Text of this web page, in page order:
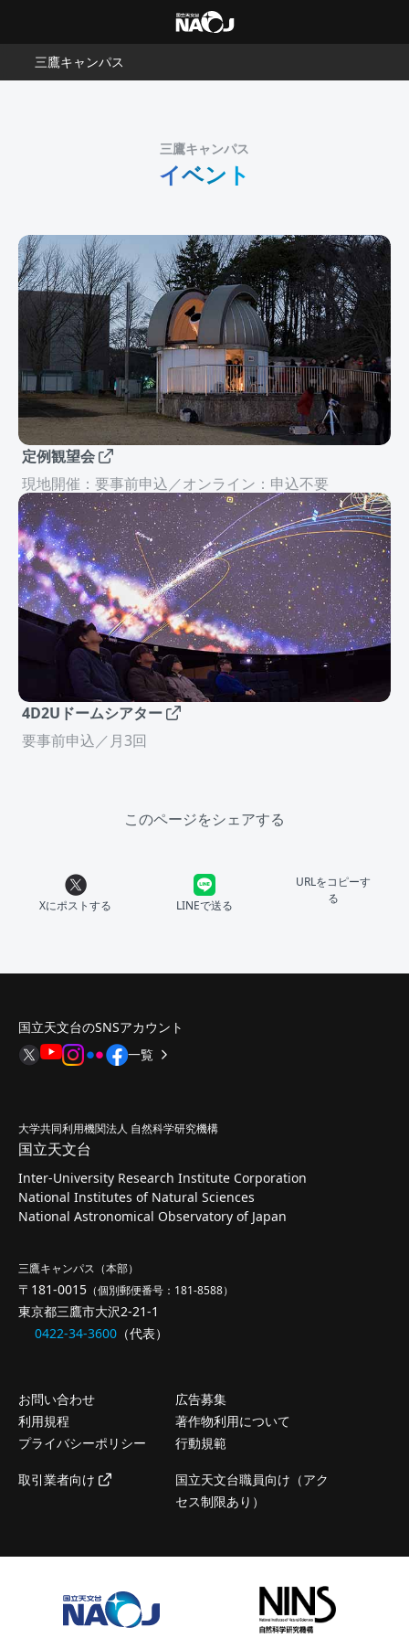
三鷹キャンパス
三鷹キャンパス
イベント
定例観望会
現地開催：要事前申込／オンライン：申込不要
4D2Uドームシアター
要事前申込／月3回
このページをシェアする
Xにポストする LINEで送る
URLをコピーす
る
国立天文台のSNSアカウント
一覧
大学共同利用機関法人 自然科学研究機構
国立天文台
Inter-University Research Institute Corporation
National Institutes of Natural Sciences
National Astronomical Observatory of Japan
三鷹キャンパス（本部）
〒181-0015 （個別郵便番号：181-8588）
東京都三鷹市大沢2-21-1
0422-34-3600 （代表）
お問い合わせ
広告募集
利用規程
著作物利用について
プライバシーポリシー
行動規範
取引業者向け
国立天文台職員向け（アク
セス制限あり）